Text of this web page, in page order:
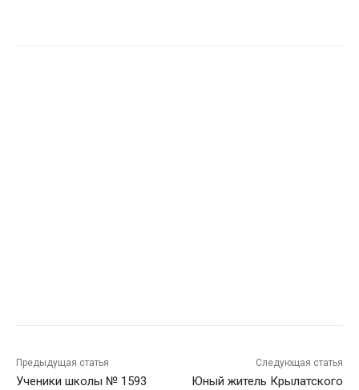
Предыдущая статья
Ученики школы № 1593
Следующая статья
Юный житель Крылатского